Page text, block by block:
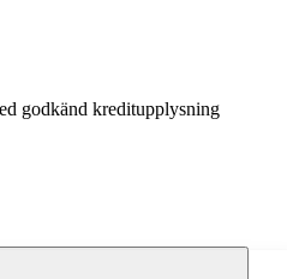
godkänd kreditupplysning